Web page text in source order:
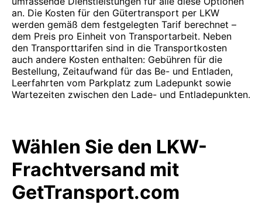
an. Die Kosten für den Gütertransport per LKW
werden gemäß dem festgelegten Tarif berechnet –
dem Preis pro Einheit von Transportarbeit. Neben
den Transporttarifen sind in die Transportkosten
auch andere Kosten enthalten: Gebühren für die
Bestellung, Zeitaufwand für das Be- und Entladen,
Leerfahrten vom Parkplatz zum Ladepunkt sowie
Wartezeiten zwischen den Lade- und Entladepunkten.
Wählen Sie den LKW-
Frachtversand mit
GetTransport.com